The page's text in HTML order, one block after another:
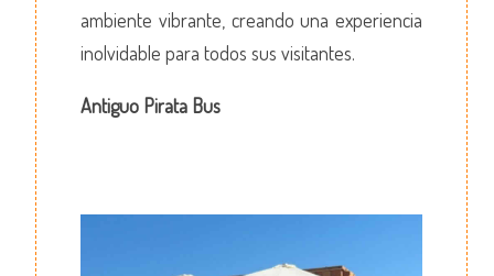
ambiente vibrante, creando una experiencia
inolvidable para todos sus visitantes.
Antiguo Pirata Bus